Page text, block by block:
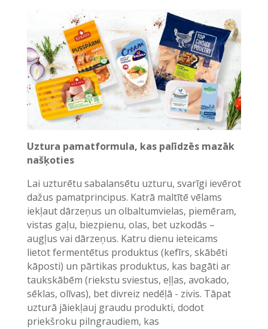
Uztura pamatformula, kas palīdzēs mazāk
našķoties
Lai uzturētu sabalansētu uzturu, svarīgi ievērot
dažus pamatprincipus. Katrā maltītē vēlams
iekļaut dārzeņus un olbaltumvielas, piemēram,
vistas gaļu, biezpienu, olas, bet uzkodās –
augļus vai dārzeņus. Katru dienu ieteicams
lietot fermentētus produktus (kefīrs, skābēti
kāposti) un pārtikas produktus, kas bagāti ar
taukskābēm (riekstu sviestus, eļļas, avokado,
sēklas, olīvas), bet divreiz nedēļā - zivis. Tāpat
uzturā jāiekļauj graudu produkti, dodot
priekšroku pilngraudiem, kas